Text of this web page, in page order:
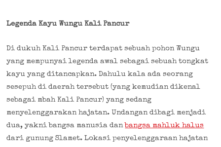
Legenda Kayu Wungu Kali Pancur
Di dukuh Kali Pancur terdapat sebuah pohon Wungu
yang mempunyai legenda awal sebagai sebuah tongkat
kayu yang ditancapkan. Dahulu kala ada seorang
sesepuh di daerah tersebut (yang kemudian dikenal
sebagai mbah Kali Pancur) yang sedang
menyelenggarakan hajatan. Undangan dibagi menjadi
dua, yakni bangsa manusia danbangsa mahluk halus
dari gunung Slamet. Lokasi penyelenggaraan hajatan